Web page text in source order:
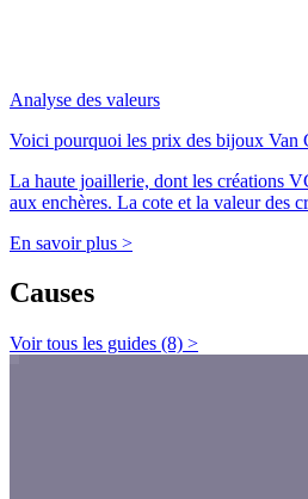
Analyse des valeurs
Voici pourquoi les prix des bijoux Van
La haute joaillerie, dont les créations
aux enchères. La cote et la valeur des
En savoir plus >
Causes
Voir tous les guides (8) >